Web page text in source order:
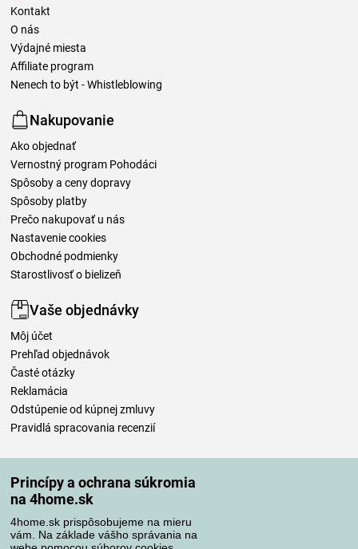
Princípy a ochrana súkromia
na 4home.sk
4home.sk prispôsobujeme na mieru
vám. Na základe vášho správania na
Kontakt
O nás
Výdajné miesta
Affiliate program
Nenech to být - Whistleblowing
Nakupovanie
Ako objednať
Vernostný program Pohodáci
Spôsoby a ceny dopravy
Spôsoby platby
Prečo nakupovať u nás
Nastavenie cookies
Obchodné podmienky
Starostlivosť o bielizeň
Vaše objednávky
Môj účet
Prehľad objednávok
Časté otázky
Reklamácia
Odstúpenie od kúpnej zmluvy
Pravidlá spracovania recenzií
Spôsoby platby